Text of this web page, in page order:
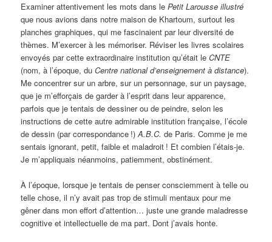
Examiner attentivement les mots dans lePetit Larousse illustré
que nous avions dans notre maison de Khartoum, surtout les
planches graphiques, qui me fascinaient par leur diversité de
thèmes. M’exercer à les mémoriser. Réviser les livres scolaires
envoyés par cette extraordinaire institution qu’était leCNTE
(nom, à l’époque, duCentre national d’enseignement à distance).
Me concentrer sur un arbre, sur un personnage, sur un paysage,
que je m’efforçais de garder à l’esprit dans leur apparence,
parfois que je tentais de dessiner ou de peindre, selon les
instructions de cette autre admirable institution française, l’école
de dessin (par correspondance !)A.B.C. de Paris. Comme je me
sentais ignorant, petit, faible et maladroit ! Et combien l’étais-je.
Je m’appliquais néanmoins, patiemment, obstinément.
À l’époque, lorsque je tentais de penser consciemment à telle ou
telle chose, il n’y avait pas trop de stimuli mentaux pour me
gêner dans mon effort d’attention… juste une grande maladresse
cognitive et intellectuelle de ma part. Dont j’avais honte.